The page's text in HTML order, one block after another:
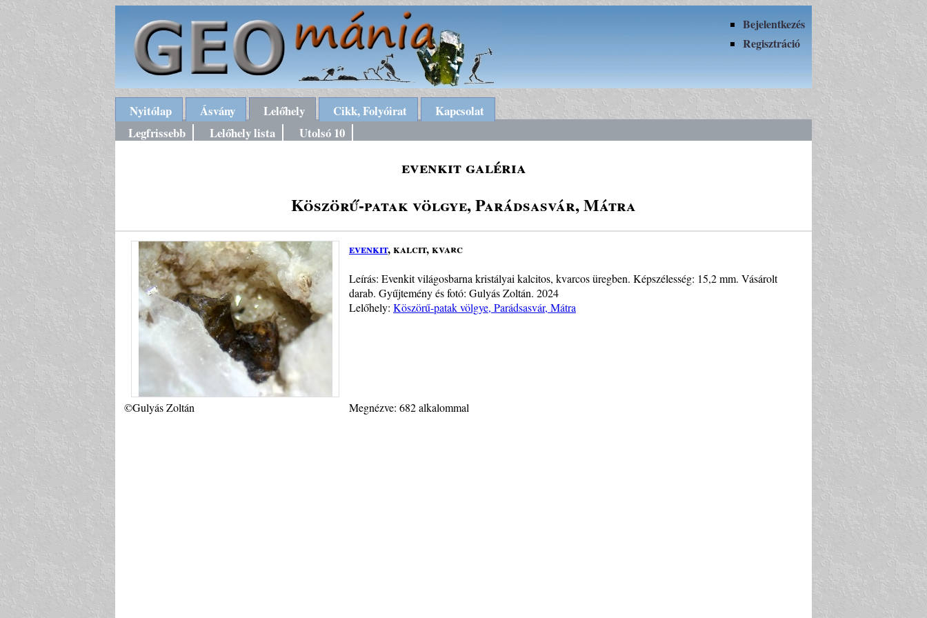
Bejelentkezés
Regisztráció
Nyitólap Ásvány Lelőhely Cikk, Folyóirat
Kapcsolat
Legfrissebb
Lelőhely lista Utolsó 10
evenkit galéria
Köszörű-patak völgye, Parádsasvár, Mátra
evenkit, kalcit, kvarc
Leírás: Evenkit világosbarna kristályai kalcitos, kvarcos üregben. Képszélesség: 15,2 mm. Vásárolt
darab. Gyűjtemény és fotó: Gulyás Zoltán. 2024
Lelőhely: Köszörű-patak völgye, Parádsasvár, Mátra
©Gulyás Zoltán Megnézve: 682 alkalommal